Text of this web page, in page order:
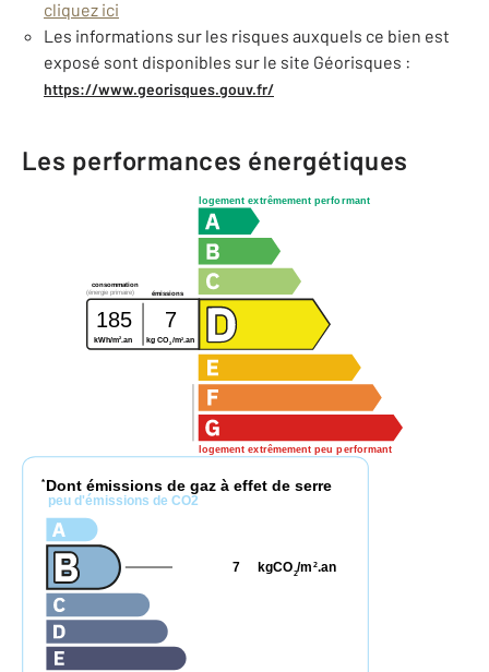
cliquez ici
Les informations sur les risques auxquels ce bien est
exposé sont disponibles sur le site Géorisques :
https://www.georisques.gouv.fr/
Les performances énergétiques
logement extrêmement performant
logement extrêmement peu performant
consommation
émissions
(énergie primaire)
185 7
kWh/m2.an kg CO2 /m2 .an
* Dont émissions de gaz à effet de serre
peu d'émissions de CO2
kgCO2/m 2.an
7